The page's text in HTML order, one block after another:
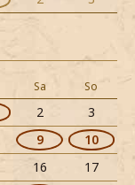
Sa So
2
3
9
10
16
17